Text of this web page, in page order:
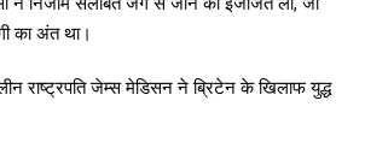
का अंत था।
राष्ट्रपति जेम्स मेडिसन ने ब्रिटेन के खिलाफ युद्ध